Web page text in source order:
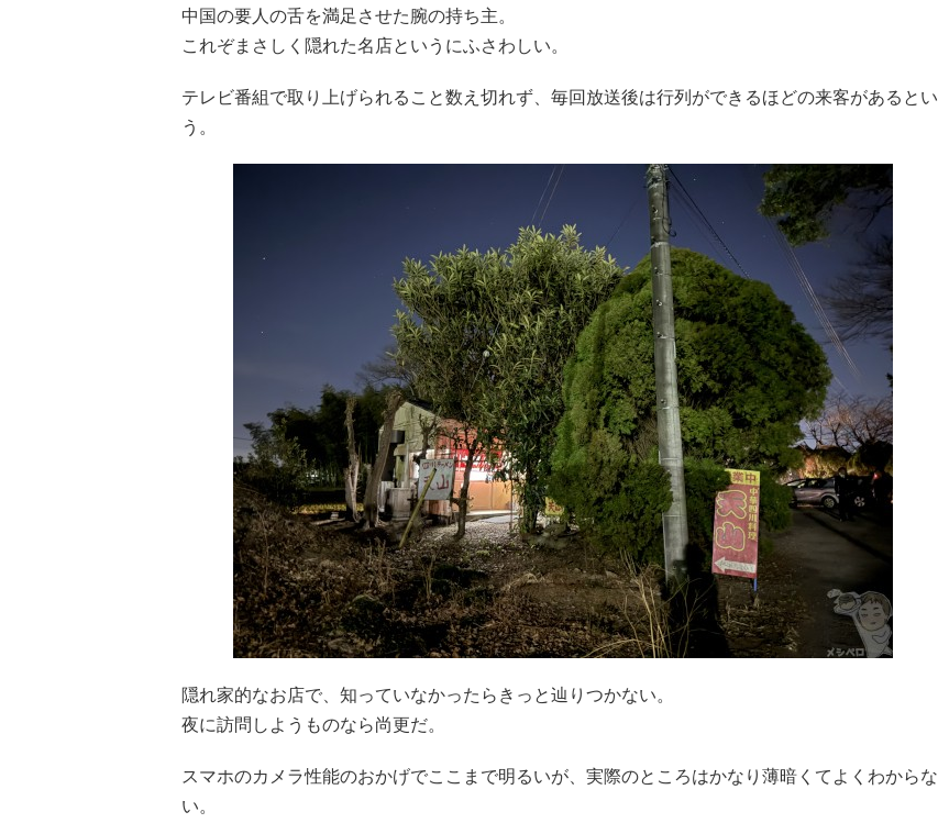
中国の要人の舌を満足させた腕の持ち主。
これぞまさしく隠れた名店というにふさわしい。
テレビ番組で取り上げられること数え切れず、毎回放送後は行列ができるほどの来客があるとい
う。
隠れ家的なお店で、知っていなかったらきっと辿りつかない。
夜に訪問しようものなら尚更だ。
スマホのカメラ性能のおかげでここまで明るいが、実際のところはかなり薄暗くてよくわからな
い。